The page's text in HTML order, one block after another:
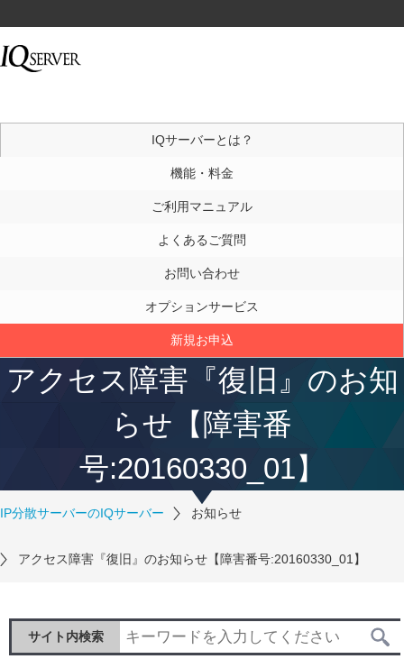
IQサーバーとは？
機能・料金
ご利用マニュアル
よくあるご質問
お問い合わせ
オプションサービス
新規お申込
アクセス障害『復旧』のお知
らせ【障害番
号:20160330_01】
IP分散サーバーのIQサーバー お知らせ
アクセス障害『復旧』のお知らせ【障害番号:20160330_01】
サイト内検索